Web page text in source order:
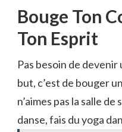
Bouge Ton
Ton Esprit
Pas besoin de
but, c’est de bouger
n’aimes pas la salle
danse, fais du yoga